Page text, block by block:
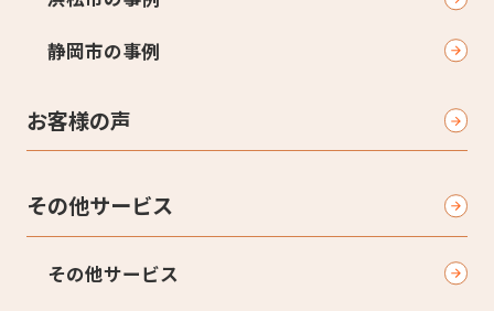
静岡市の事例
お客様の声
その他サービス
その他サービス